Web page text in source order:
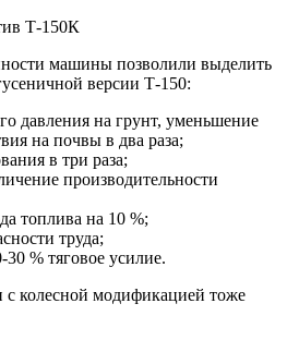
Т-150К
машины позволили выделить
версии Т-150:
давления на грунт, уменьшение
на почвы в два раза;
в три раза;
производительности
топлива на 10 %;
труда;
% тяговое усилие.
с колесной модификацией тоже